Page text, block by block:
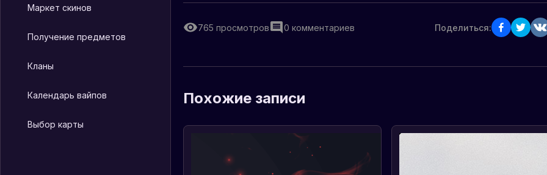
Маркет скинов
Получение предметов
Кланы
Календарь вайпов
Выбор карты
765 просмотров 0 комментариев Поделиться:
Похожие записи